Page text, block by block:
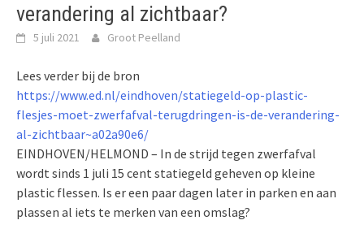
verandering al zichtbaar?
5 juli 2021 Groot Peelland
Lees verder bij de bron
https://www.ed.nl/eindhoven/statiegeld-op-plastic-
flesjes-moet-zwerfafval-terugdringen-is-de-verandering-
al-zichtbaar~a02a90e6/
EINDHOVEN/HELMOND – In de strijd tegen zwerfafval
wordt sinds 1 juli 15 cent statiegeld geheven op kleine
plastic flessen. Is er een paar dagen later in parken en aan
plassen al iets te merken van een omslag?